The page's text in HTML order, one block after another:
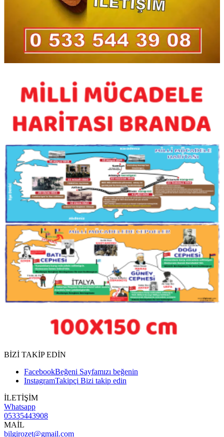
BİZİ TAKİP EDİN
FacebookBeğeni Sayfamızı beğenin
InstagramTakipçi Bizi takip edin
İLETİŞİM
Whatsapp
05335443908
MAİL
bilgirozet@gmail.com